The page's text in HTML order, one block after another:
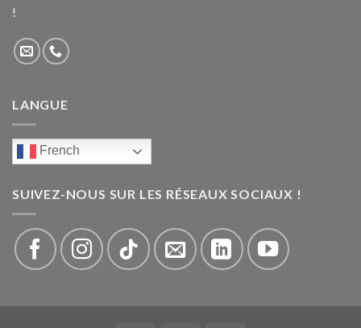
!
LANGUE
French
SUIVEZ-NOUS SUR LES RÉSEAUX SOCIAUX !